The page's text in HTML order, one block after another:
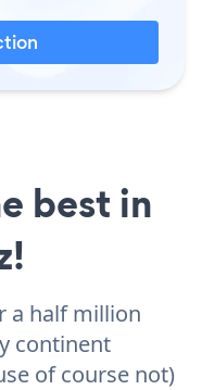
best in
a half million
continent
of course not)